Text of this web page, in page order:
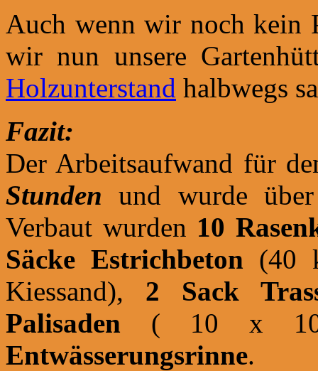
Auch wenn wir noch kein
wir nun unsere
Holzunterstand halbwegs
Fazit:
Der Arbeitsaufwand für
Stunden und wurde
Verbaut wurden 10
Säcke Estrichbeton (40
Kiessand), 2 Sack
Palisaden ( 10 x
Entwässerungsrinne.